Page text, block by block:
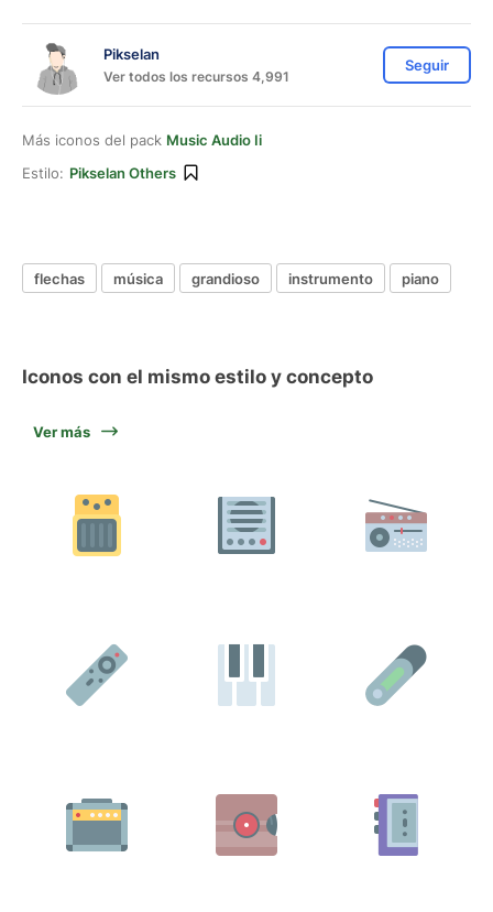
Pikselan
Ver todos los recursos 4,991
Seguir
Más iconos del pack Music Audio Ii
Estilo: Pikselan Others
flechas música grandioso instrumento piano
Iconos con el mismo estilo y concepto
Ver más